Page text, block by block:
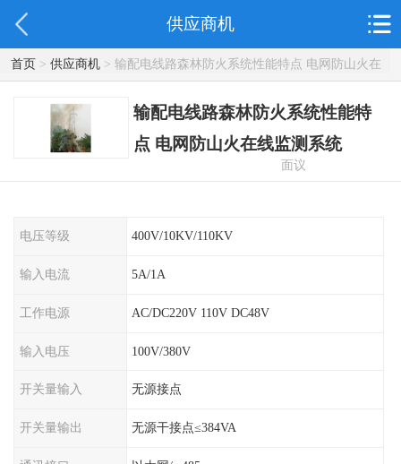
供应商机
首页> 供应商机> 输配电线路森林防火系统性能特点 电网防山火在
线监测系统
输配电线路森林防火系统性能特
点 电网防山火在线监测系统
面议
电压等级 400V/10KV/110KV
输入电流 5A/1A
工作电源 AC/DC220V 110V DC48V
输入电压 100V/380V
开关量输入 无源接点
开关量输出 无源干接点≤384VA